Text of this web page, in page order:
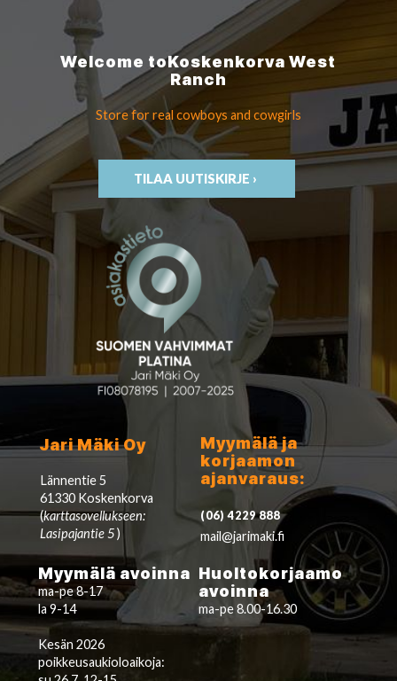
Welcome toKoskenkorvaWest
Ranch
Store for real cowboys and cowgirls
TILAA UUTISKIRJE ›
Jari Mäki Oy
Lännentie 5
61330 Koskenkorva
(karttasovellukseen:
Lasipajantie 5)
Myymälä ja
korjaamon
ajanvaraus:
(06) 4229 888
mail@jarimaki.fi
Myymälä avoinna
ma-pe 8-17
la 9-14
Kesän 2026
poikkeusaukioloaikoja:
Huoltokorjaamo
avoinna
ma-pe 8.00-16.30